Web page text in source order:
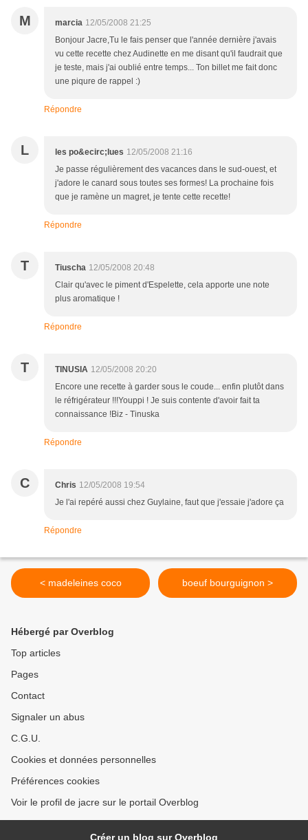
M marcia 12/05/2008 21:25
Bonjour Jacre,Tu le fais penser que l'année dernière j'avais
vu cette recette chez Audinette en me disant qu'il faudrait que
je teste, mais j'ai oublié entre temps... Ton billet me fait donc
une piqure de rappel :)
Répondre
L les po&ecirc;lues 12/05/2008 21:16
Je passe régulièrement des vacances dans le sud-ouest, et
j'adore le canard sous toutes ses formes! La prochaine fois
que je ramène un magret, je tente cette recette!
Répondre
T Tiuscha 12/05/2008 20:48
Clair qu'avec le piment d'Espelette, cela apporte une note
plus aromatique !
Répondre
T TINUSIA 12/05/2008 20:20
Encore une recette à garder sous le coude... enfin plutôt dans
le réfrigérateur !!!Youppi ! Je suis contente d'avoir fait ta
connaissance !Biz - Tinuska
Répondre
C Chris 12/05/2008 19:54
Je l'ai repéré aussi chez Guylaine, faut que j'essaie j'adore ça
Répondre
< madeleines coco boeuf bourguignon >
Hébergé par Overblog
Top articles
Pages
Contact
Signaler un abus
C.G.U.
Cookies et données personnelles
Préférences cookies
Voir le profil de jacre sur le portail Overblog
Créer un blog sur Overblog